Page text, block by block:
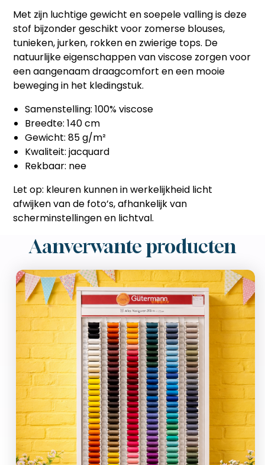
Met zijn luchtige gewicht en soepele valling is deze
stof bijzonder geschikt voor zomerse blouses,
tunieken, jurken, rokken en zwierige tops. De
natuurlijke eigenschappen van viscose zorgen voor
een aangenaam draagcomfort en een mooie
beweging in het kledingstuk.
Samenstelling: 100% viscose
Breedte: 140 cm
Gewicht: 85 g/m²
Kwaliteit: jacquard
Rekbaar: nee
Let op: kleuren kunnen in werkelijkheid licht
afwijken van de foto’s, afhankelijk van
scherminstellingen en lichtval.
Aanverwante producten